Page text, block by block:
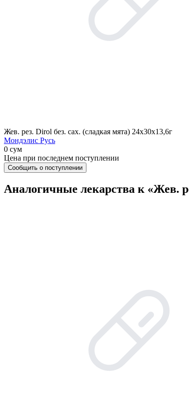
Жев. рез. Dirol без. сах. (сладкая мята) 24х30х13,6г
Мондэлис Русь
0 сум
Цена при последнем поступлении
Сообщить о поступлении
Аналогичные лекарства к «Жев.